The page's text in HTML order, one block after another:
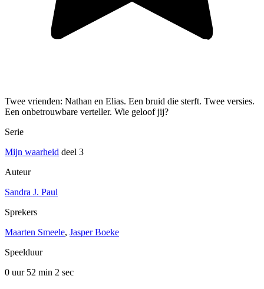
Twee vrienden: Nathan en Elias. Een bruid die sterft. Twee versies.
Een onbetrouwbare verteller. Wie geloof jij?
Serie
Mijn waarheid deel 3
Auteur
Sandra J. Paul
Sprekers
Maarten Smeele, Jasper Boeke
Speelduur
0 uur 52 min 2 sec